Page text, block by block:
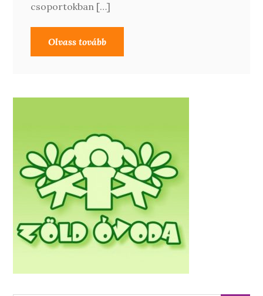
csoportokban […]
Olvass tovább